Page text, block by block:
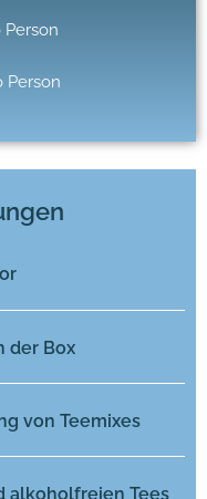
Person
der Box
von Teemixes
alkoholfreien Tees